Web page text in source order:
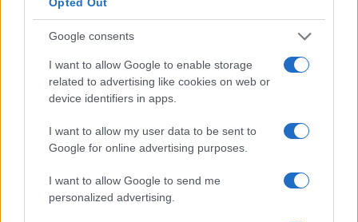
Google consents
I want to allow Google to enable storage
related to advertising like cookies on web or
device identifiers in apps.
I want to allow my user data to be sent to
Google for online advertising purposes.
I want to allow Google to send me
personalized advertising.
Cómo altera al menú y al comportamiento
del consumidor
Al ofrecerse por tiempo limitado en restaurantes
participantes, estos lanzamientos actúan como
imán para visitas y pedidos digitales. ¿Por qué
funciona? Porque mezclan novedad y familiaridad:
sabores consolidados con un formato distinto.
La estrategia de precios accesibles y las